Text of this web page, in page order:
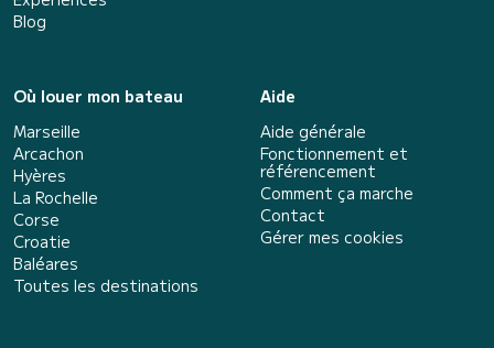
Blog
Où louer mon bateau
Marseille
Arcachon
Hyères
La Rochelle
Corse
Croatie
Baléares
Toutes les destinations
Aide
Aide générale
Fonctionnement et
référencement
Comment ça marche
Contact
Gérer mes cookies